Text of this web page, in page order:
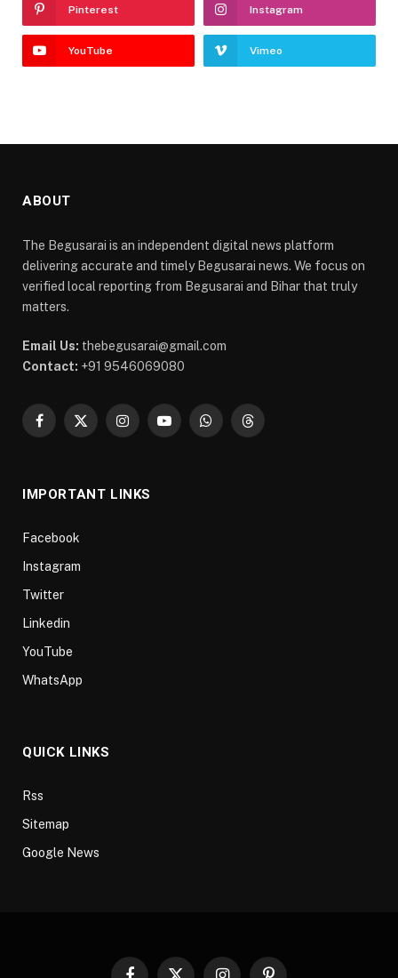
Pinterest Instagram
YouTube Vimeo
ABOUT
The Begusarai is an independent digital news platform
delivering accurate and timely Begusarai news. We focus on
verified local reporting from Begusarai and Bihar that truly
matters.
Email Us: thebegusarai@gmail.com
Contact: +91 9546069080
Facebook
X
InstagramYouTubeWhatsAppThreads
IMPORTANT LINKS
Facebook
Instagram
Twitter
Linkedin
YouTube
WhatsApp
QUICK LINKS
Rss
Sitemap
Google News